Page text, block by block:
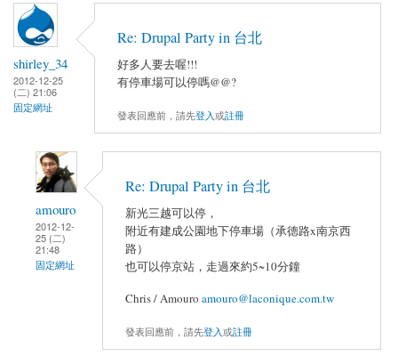
shirley_34
2012-12-25
(二) 21:06
固定網址
Re: Drupal Party in 台北
好多人要去喔!!!
有停車場可以停嗎@@?
發表回應前，請先登入或註冊
amouro
2012-12-
25 (二)
21:48
固定網址
Re: Drupal Party in 台北
新光三越可以停，
附近有建成公園地下停車場（承德路x南京西
路）
也可以停京站，走過來約5~10分鐘
Chris / Amouro amouro@laconique.com.tw
發表回應前，請先登入或註冊